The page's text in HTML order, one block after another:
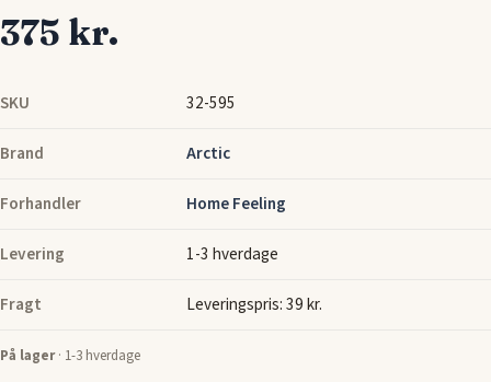
SKU 32-595
Brand Arctic
Forhandler Home Feeling
Levering 1-3 hverdage
Fragt Leveringspris: 39 kr.
375 kr.
På lager· 1-3 hverdage